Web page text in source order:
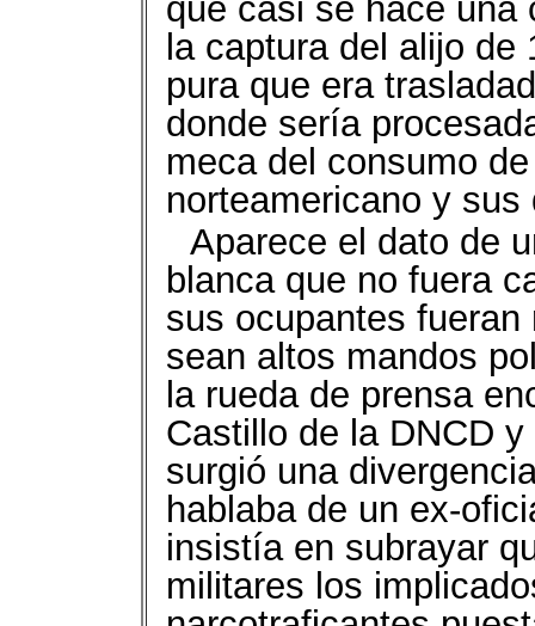
que casi se hace una
la captura del alijo
pura que era
donde sería
meca del consumo
norteamericano y
Aparece el dato de
blanca que no fuera
sus ocupantes
sean altos mandos
la rueda de prensa
Castillo de la DNCD
surgió una
hablaba de un ex-
insistía en subrayar
militares los